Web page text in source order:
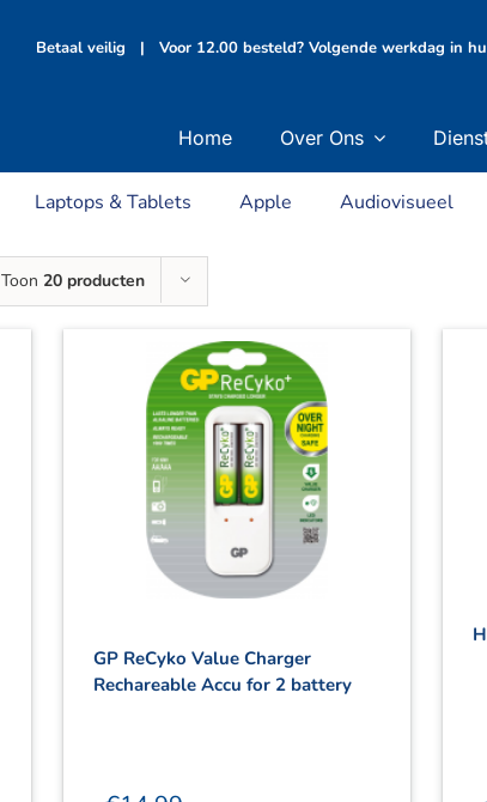
Betaal veilig | Voor 12.00 besteld? Volgende werkdag in
Home Over Ons
Laptops & Tablets Apple Audiovisueel
Toon 20 producten
GP ReCyko Value Charger
Rechareable Accu for 2 battery